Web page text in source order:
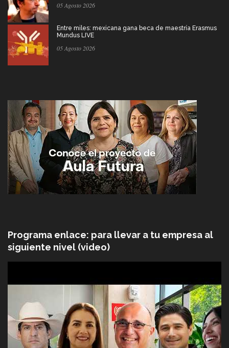
05 Agosto 2026
Entre miles: mexicana gana beca de maestría Erasmus
Mundus LIVE
05 Agosto 2026
Programa enlace: para llevar a tu empresa al
siguiente nivel (video)